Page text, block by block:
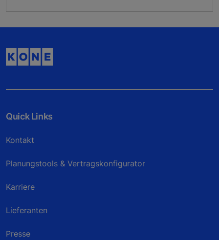
Quick Links
Kontakt
Planungstools & Vertragskonfigurator
Karriere
Lieferanten
Presse